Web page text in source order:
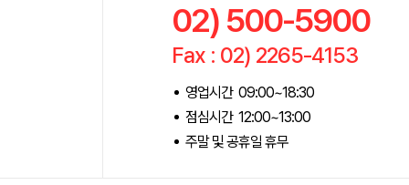
02) 500-5900
Fax : 02) 2265-4153
영업시간 09:00~18:30
점심시간 12:00~13:00
주말 및 공휴일 휴무